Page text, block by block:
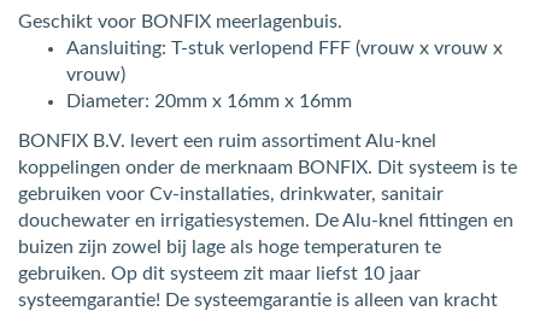
Geschikt voor BONFIX meerlagenbuis.
Aansluiting: T-stuk verlopend FFF (vrouw x vrouw x
vrouw)
Diameter: 20mm x 16mm x 16mm
BONFIX B.V. levert een ruim assortiment Alu-knel
koppelingen onder de merknaam BONFIX. Dit systeem is te
gebruiken voor Cv-installaties, drinkwater, sanitair
douchewater en irrigatiesystemen. De Alu-knel fittingen en
buizen zijn zowel bij lage als hoge temperaturen te
gebruiken. Op dit systeem zit maar liefst 10 jaar
systeemgarantie! De systeemgarantie is alleen van kracht